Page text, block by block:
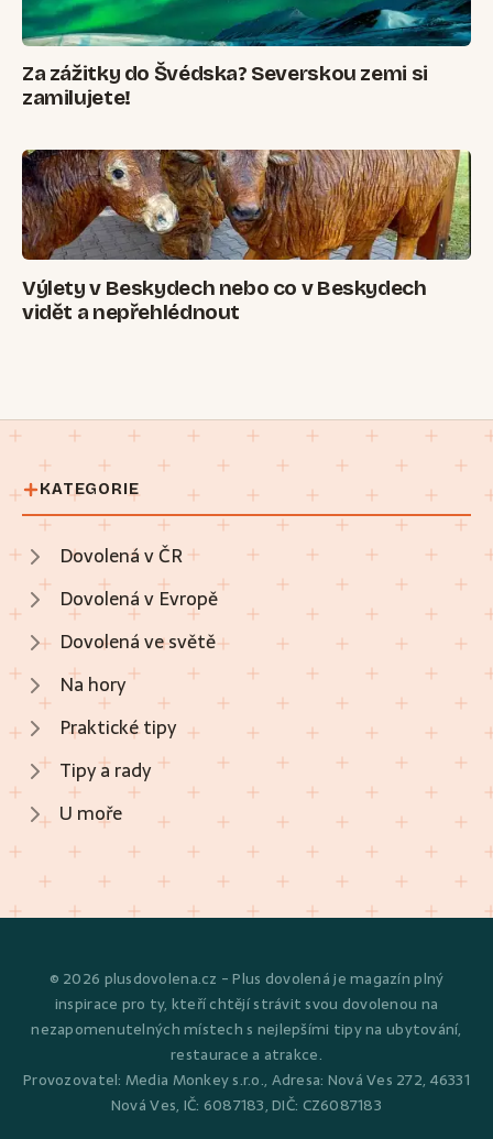
Za zážitky do Švédska? Severskou zemi si
zamilujete!
Výlety v Beskydech nebo co v Beskydech
vidět a nepřehlédnout
KATEGORIE
Dovolená v ČR
Dovolená v Evropě
Dovolená ve světě
Na hory
Praktické tipy
Tipy a rady
U moře
© 2026 plusdovolena.cz - Plus dovolená je magazín plný
inspirace pro ty, kteří chtějí strávit svou dovolenou na
nezapomenutelných místech s nejlepšími tipy na ubytování,
restaurace a atrakce.
Provozovatel: Media Monkey s.r.o., Adresa: Nová Ves 272, 46331
Nová Ves, IČ: 6087183, DIČ: CZ6087183